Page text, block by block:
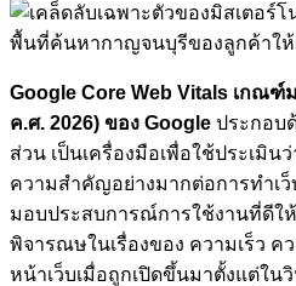
Google Core Web Vitals เกณฑ์
ค.ศ. 2026) ของ Google ประกอบ
ส่วน เป็นเครื่องมือเพื่อใช้ประเมิน
ความสำคัญอย่างมากต่อการทำเ
มอบประสบการณ์การใช้งานที่ดีใ
พิจารณษในเรื่องของ ความเร็ว
หน้าเว็บเมื่อถูกเปิดขึ้นมาตั้งแต่ใน